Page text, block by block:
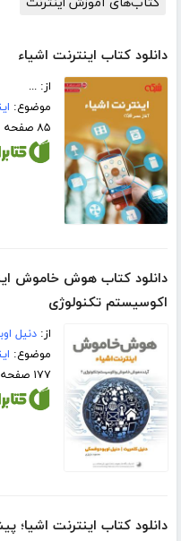
دانلود کتاب اینترنت اشیاء
از: ...
موضوع:
۸۵ صفحه
دانلود کتاب هوش خاموش
اکوسیستم تکنولوژی
از:دنیل
موضوع:
۱۷۷ صفحه
دانلود کتاب اینترنت اشیا؛